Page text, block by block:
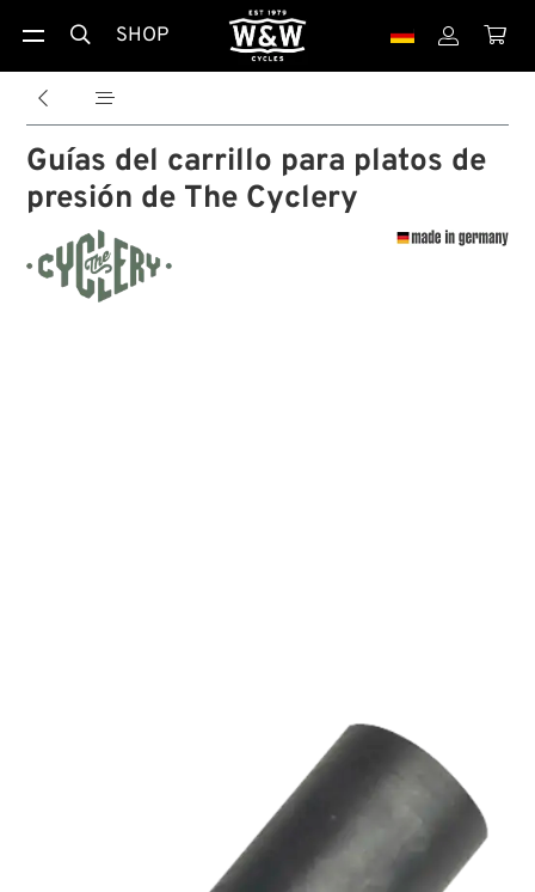
 SHOP  
 
Guías del carrillo para platos de
presión de The Cyclery